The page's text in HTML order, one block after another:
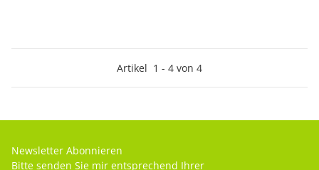
Artikel 1 - 4 von 4
Newsletter Abonnieren
Bitte senden Sie mir entsprechend Ihrer